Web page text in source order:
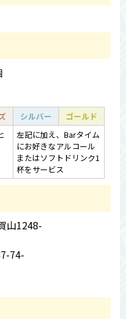
シルバー
ゴールド
左記に加え、Barタイム
にお好きなアルコール
またはソフトドリンク1
杯をサービス
山1248-
74-